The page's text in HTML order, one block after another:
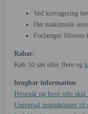
Ved korrugering
Det maksimale
Forlænger filterets
Rabat:
Køb 10 sæt eller flere og
brugbar information
Hvornår og hvor ofte skal
Universal instruktioner til